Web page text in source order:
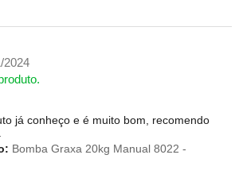
2024
já conheço e é muito bom, recomendo
Bomba Graxa 20kg Manual 8022 -